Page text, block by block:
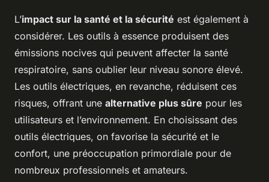
L’impact sur la santé et la sécurité est également à
considérer. Les outils à essence produisent des
émissions nocives qui peuvent affecter la santé
respiratoire, sans oublier leur niveau sonore élevé.
Les outils électriques, en revanche, réduisent ces
risques, offrant une alternative plus sûre pour les
utilisateurs et l’environnement. En choisissant des
outils électriques, on favorise la sécurité et le
confort, une préoccupation primordiale pour de
nombreux professionnels et amateurs.